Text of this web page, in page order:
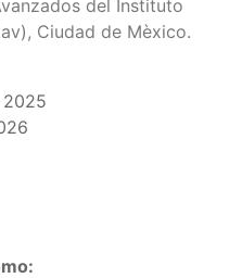
del Instituto
Ciudad de Mèxico.
2025